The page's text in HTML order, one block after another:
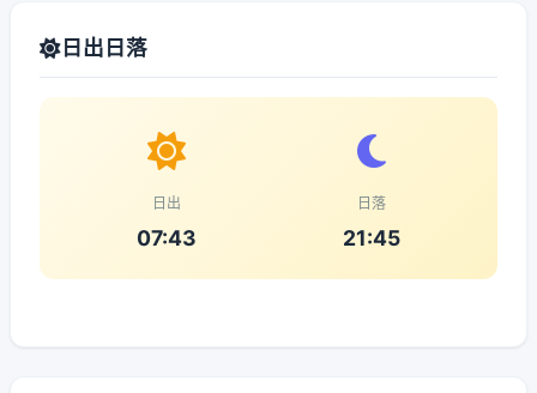
日出日落
日出
07:43
日落
21:45